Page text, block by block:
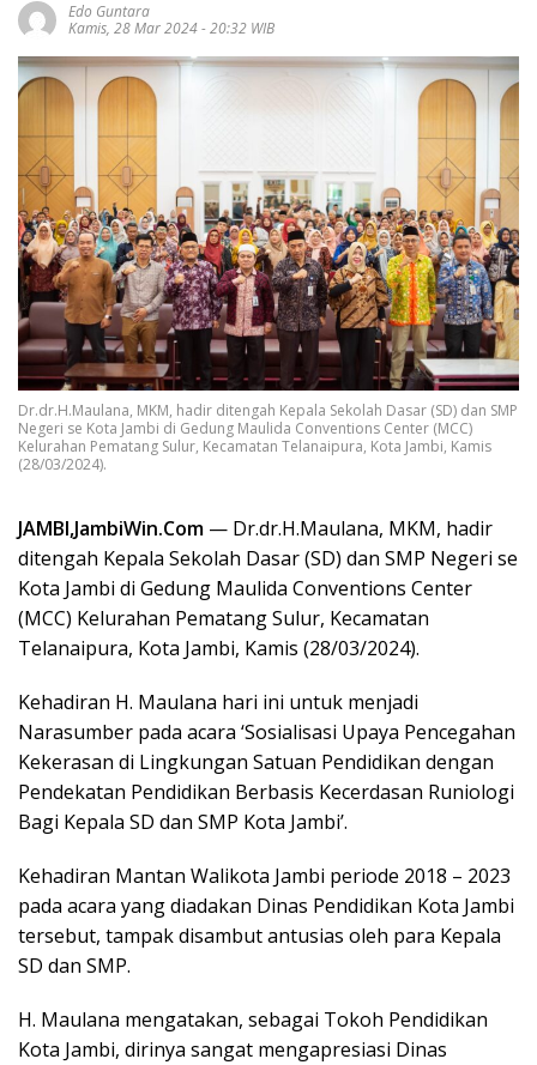
Edo Guntara
Kamis, 28 Mar 2024 - 20:32 WIB
Dr.dr.H.Maulana, MKM, hadir ditengah Kepala Sekolah Dasar (SD) dan SMP
Negeri se Kota Jambi di Gedung Maulida Conventions Center (MCC)
Kelurahan Pematang Sulur, Kecamatan Telanaipura, Kota Jambi, Kamis
(28/03/2024).
JAMBI,JambiWin.Com — Dr.dr.H.Maulana, MKM, hadir
ditengah Kepala Sekolah Dasar (SD) dan SMP Negeri se
Kota Jambi di Gedung Maulida Conventions Center
(MCC) Kelurahan Pematang Sulur, Kecamatan
Telanaipura, Kota Jambi, Kamis (28/03/2024).
Kehadiran H. Maulana hari ini untuk menjadi
Narasumber pada acara ‘Sosialisasi Upaya Pencegahan
Kekerasan di Lingkungan Satuan Pendidikan dengan
Pendekatan Pendidikan Berbasis Kecerdasan Runiologi
Bagi Kepala SD dan SMP Kota Jambi’.
Kehadiran Mantan Walikota Jambi periode 2018 – 2023
pada acara yang diadakan Dinas Pendidikan Kota Jambi
tersebut, tampak disambut antusias oleh para Kepala
SD dan SMP.
H. Maulana mengatakan, sebagai Tokoh Pendidikan
Kota Jambi, dirinya sangat mengapresiasi Dinas